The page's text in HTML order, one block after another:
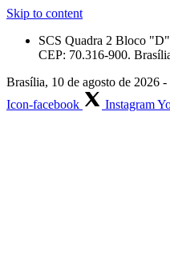
Skip to content
SCS Quadra 2 Bloco
CEP: 70.316-900.
Brasília, 10 de agosto de 2026 -
Icon-facebook
Instagram